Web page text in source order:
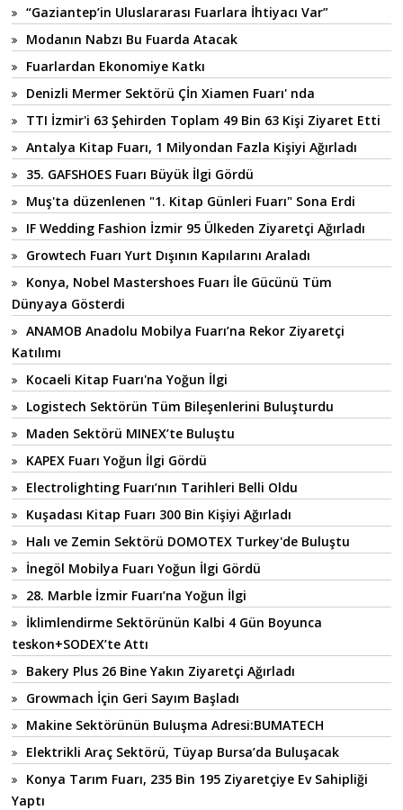
“Gaziantep’in Uluslararası Fuarlara İhtiyacı Var”
Modanın Nabzı Bu Fuarda Atacak
Fuarlardan Ekonomiye Katkı
Denizli Mermer Sektörü Çİn Xiamen Fuarı' nda
TTI İzmir'i 63 Şehirden Toplam 49 Bin 63 Kişi Ziyaret Etti
Antalya Kitap Fuarı, 1 Milyondan Fazla Kişiyi Ağırladı
35. GAFSHOES Fuarı Büyük İlgi Gördü
Muş'ta düzenlenen "1. Kitap Günleri Fuarı" Sona Erdi
IF Wedding Fashion İzmir 95 Ülkeden Ziyaretçi Ağırladı
Growtech Fuarı Yurt Dışının Kapılarını Araladı
Konya, Nobel Mastershoes Fuarı İle Gücünü Tüm
Dünyaya Gösterdi
ANAMOB Anadolu Mobilya Fuarı’na Rekor Ziyaretçi
Katılımı
Kocaeli Kitap Fuarı'na Yoğun İlgi
Logistech Sektörün Tüm Bileşenlerini Buluşturdu
Maden Sektörü MINEX’te Buluştu
KAPEX Fuarı Yoğun İlgi Gördü
Electrolighting Fuarı’nın Tarihleri Belli Oldu
Kuşadası Kitap Fuarı 300 Bin Kişiyi Ağırladı
Halı ve Zemin Sektörü DOMOTEX Turkey'de Buluştu
İnegöl Mobilya Fuarı Yoğun İlgi Gördü
28. Marble İzmir Fuarı’na Yoğun İlgi
İklimlendirme Sektörünün Kalbi 4 Gün Boyunca
teskon+SODEX’te Attı
Bakery Plus 26 Bine Yakın Ziyaretçi Ağırladı
Growmach İçin Geri Sayım Başladı
Makine Sektörünün Buluşma Adresi:BUMATECH
Elektrikli Araç Sektörü, Tüyap Bursa’da Buluşacak
Konya Tarım Fuarı, 235 Bin 195 Ziyaretçiye Ev Sahipliği
Yaptı